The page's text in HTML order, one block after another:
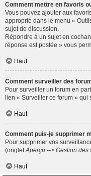
Comment mettre en favoris
Vous pouvez ajouter aux
approprié dans le menu «
sujet de discussion.
Répondre à un sujet en
réponse est postée » vous
Haut
Comment surveiller des
Pour surveiller un forum en
lien « Surveiller ce forum » qui
Haut
Comment puis-je supprimer
Pour supprimer vos
(onglet Aperçu --> Gestion des
Haut